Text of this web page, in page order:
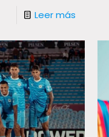
Leer más